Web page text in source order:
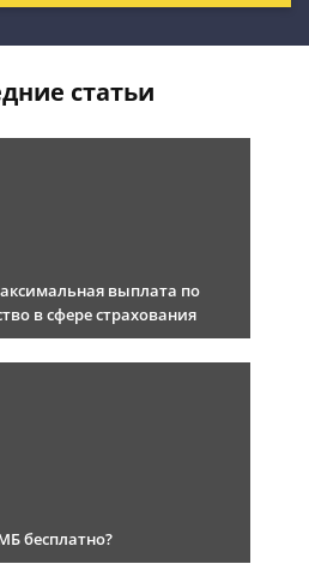
статьи
выплата по
в сфере страхования
бесплатно?